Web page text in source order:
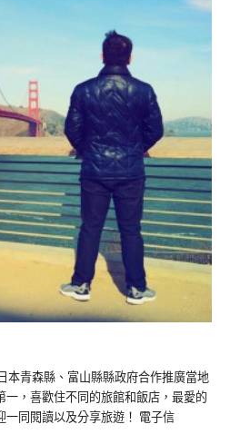
本青森縣、富山縣縣政府合作推廣當地
一，喜歡住不同的旅館和飯店，最愛的
一同閱讀以及分享旅遊！ 電子信